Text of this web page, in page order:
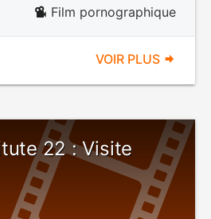
Film pornographique
VOIR PLUS
22 : Visite